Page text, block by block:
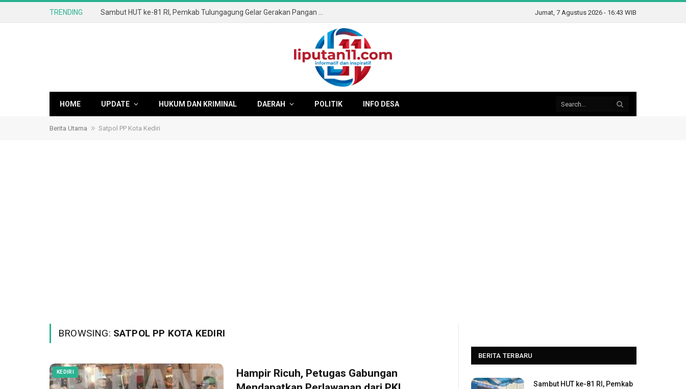
TRENDING Jumat, 7 Agustus 2026 - 16:43 WIB
HOME UPDATE HUKUM DAN KRIMINAL DAERAH POLITIK INFO DESA
Berita Utama » Satpol PP Kota Kediri
BROWSING: SATPOL PP KOTA KEDIRI
KEDIRI
Hampir Ricuh, Petugas Gabungan
BERITA TERBARU
Sambut HUT ke-81 RI, Pemkab